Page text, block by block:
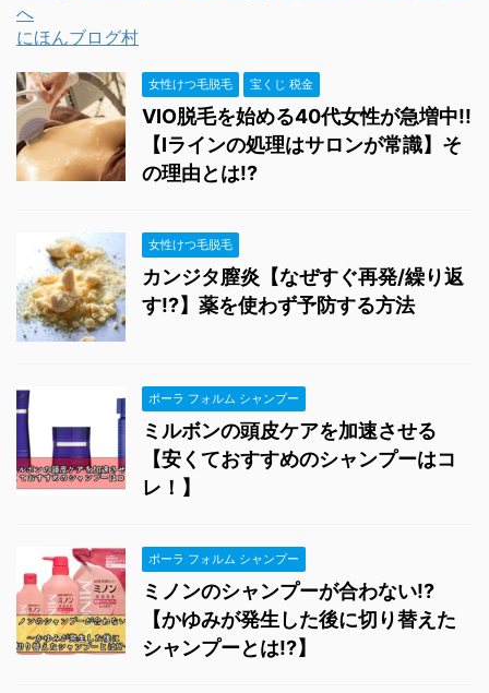
にほんブログ村
女性けつ毛脱毛 宝くじ 税金
VIO脱毛を始める40代女性が急増中!!
【Iラインの処理はサロンが常識】そ
の理由とは!?
女性けつ毛脱毛
カンジタ膣炎【なぜすぐ再発/繰り返
す!?】薬を使わず予防する方法
ポーラ フォルム シャンプー
ミルボンの頭皮ケアを加速させる
【安くておすすめのシャンプーはコ
レ！】
ポーラ フォルム シャンプー
ミノンのシャンプーが合わない!?
【かゆみが発生した後に切り替えた
シャンプーとは!?】